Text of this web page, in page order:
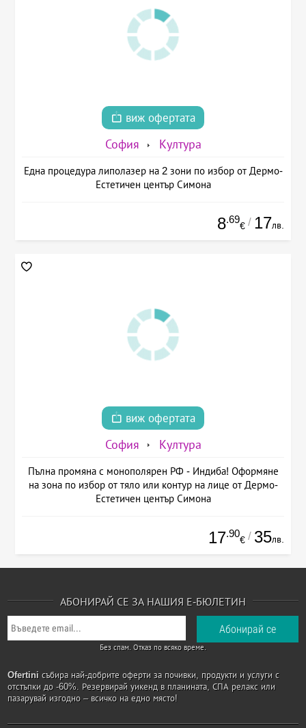
виж офертата
София Култура
Една процедура липолазер на 2 зони по избор от Дермо-
Естетичен център Симона
8.69
€ / 17лв.
виж офертата
София Култура
Пълна промяна с монополярен РФ - Индиба! Оформяне
на зона по избор от тяло или контур на лице от Дермо-
Естетичен център Симона
17.90
€ / 35лв.
АБОНИРАЙ СЕ ЗА НАШИЯ Е-БЮЛЕТИН
Без спам. Отказ по всяко време.
Ofertini събира най-добрите оферти за почивки, продукти и услуги с
отстъпки до -60%. Резервирай уикенд в планината, СПА релакс или
пазарувай изгодно – всичко на едно място!